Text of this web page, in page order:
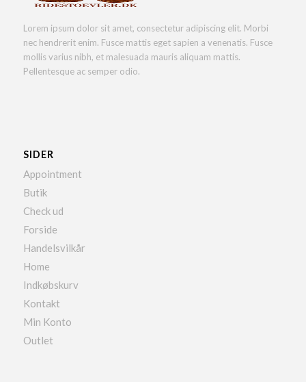
Lorem ipsum dolor sit amet, consectetur adipiscing elit. Morbi
nec hendrerit enim. Fusce mattis eget sapien a venenatis. Fusce
mollis varius nibh, et malesuada mauris aliquam mattis.
Pellentesque ac semper odio.
SIDER
Appointment
Butik
Check ud
Forside
Handelsvilkår
Home
Indkøbskurv
Kontakt
Min Konto
Outlet